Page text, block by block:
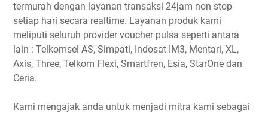
termurah dengan layanan transaksi 24jam non stop
setiap hari secara realtime. Layanan produk kami
meliputi seluruh provider voucher pulsa seperti antara
lain : Telkomsel AS, Simpati, Indosat IM3, Mentari, XL,
Axis, Three, Telkom Flexi, Smartfren, Esia, StarOne dan
Ceria.
Kami mengajak anda untuk menjadi mitra kami sebagai